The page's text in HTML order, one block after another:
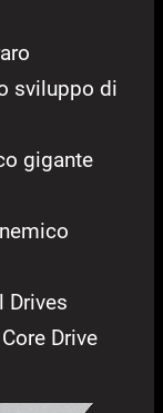
sviluppo di
gigante
Drives
Drive